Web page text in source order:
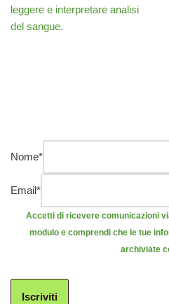
leggere e interpretare analisi
del sangue.
Nome*
Email*
Accetti di ricevere comunicazioni
modulo e comprendi che le tue
archiviate
Iscriviti